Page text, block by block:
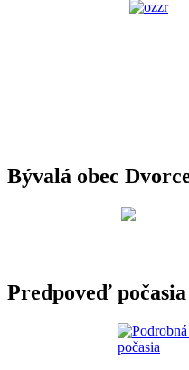
Bývalá obec
Predpoveď počasia